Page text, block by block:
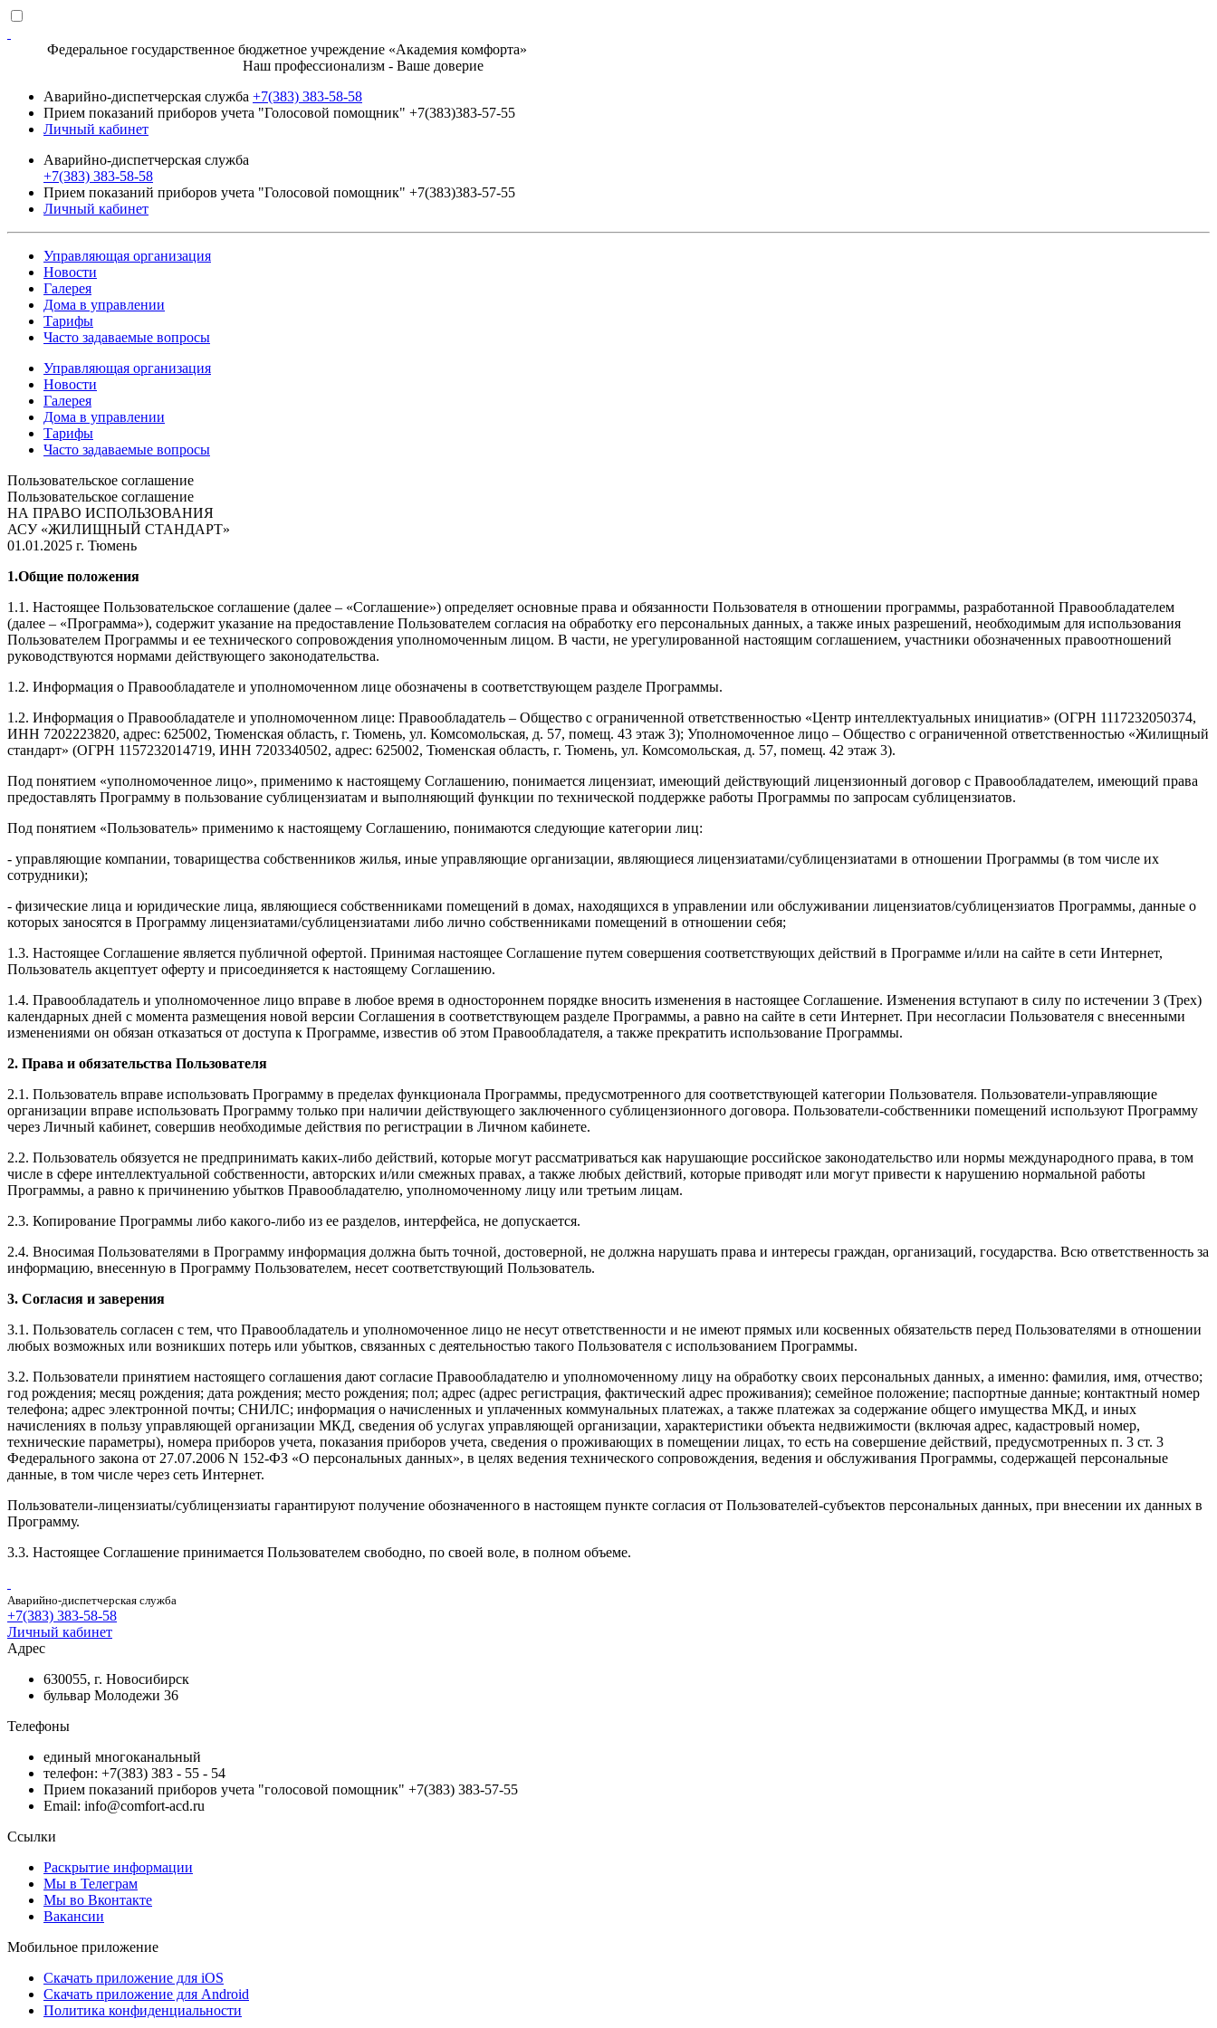
Федеральное государственное бюджетное учреждение «Академия комфорта»
Наш профессионализм - Ваше доверие
Аварийно-диспетчерская служба +7(383) 383-58-58
Прием показаний приборов учета "Голосовой помощник" +7(383)383-57-55
Личный кабинет
Аварийно-диспетчерская служба
+7(383) 383-58-58
Прием показаний приборов учета "Голосовой помощник" +7(383)383-57-55
Личный кабинет
Управляющая организация
Новости
Галерея
Дома в управлении
Тарифы
Часто задаваемые вопросы
Управляющая организация
Новости
Галерея
Дома в управлении
Тарифы
Часто задаваемые вопросы
Пользовательское соглашение
Пользовательское соглашение
НА ПРАВО ИСПОЛЬЗОВАНИЯ
АСУ «ЖИЛИЩНЫЙ СТАНДАРТ»
01.01.2025 г. Тюмень
1.Общие положения
1.1. Настоящее Пользовательское соглашение (далее – «Соглашение») определяет основные права и обязанности Пользователя в отношении программы, разработанной Правообладателем
(далее – «Программа»), содержит указание на предоставление Пользователем согласия на обработку его персональных данных, а также иных разрешений, необходимым для использования
Пользователем Программы и ее технического сопровождения уполномоченным лицом. В части, не урегулированной настоящим соглашением, участники обозначенных правоотношений
руководствуются нормами действующего законодательства.
1.2. Информация о Правообладателе и уполномоченном лице обозначены в соответствующем разделе Программы.
1.2. Информация о Правообладателе и уполномоченном лице: Правообладатель – Общество с ограниченной ответственностью «Центр интеллектуальных инициатив» (ОГРН 1117232050374,
ИНН 7202223820, адрес: 625002, Тюменская область, г. Тюмень, ул. Комсомольская, д. 57, помещ. 43 этаж 3); Уполномоченное лицо – Общество с ограниченной ответственностью «Жилищный
стандарт» (ОГРН 1157232014719, ИНН 7203340502, адрес: 625002, Тюменская область, г. Тюмень, ул. Комсомольская, д. 57, помещ. 42 этаж 3).
Под понятием «уполномоченное лицо», применимо к настоящему Соглашению, понимается лицензиат, имеющий действующий лицензионный договор с Правообладателем, имеющий права
предоставлять Программу в пользование сублицензиатам и выполняющий функции по технической поддержке работы Программы по запросам сублицензиатов.
Под понятием «Пользователь» применимо к настоящему Соглашению, понимаются следующие категории лиц:
- управляющие компании, товарищества собственников жилья, иные управляющие организации, являющиеся лицензиатами/сублицензиатами в отношении Программы (в том числе их
сотрудники);
- физические лица и юридические лица, являющиеся собственниками помещений в домах, находящихся в управлении или обслуживании лицензиатов/сублицензиатов Программы, данные о
которых заносятся в Программу лицензиатами/сублицензиатами либо лично собственниками помещений в отношении себя;
1.3. Настоящее Соглашение является публичной офертой. Принимая настоящее Соглашение путем совершения соответствующих действий в Программе и/или на сайте в сети Интернет,
Пользователь акцептует оферту и присоединяется к настоящему Соглашению.
1.4. Правообладатель и уполномоченное лицо вправе в любое время в одностороннем порядке вносить изменения в настоящее Соглашение. Изменения вступают в силу по истечении 3 (Трех)
календарных дней с момента размещения новой версии Соглашения в соответствующем разделе Программы, а равно на сайте в сети Интернет. При несогласии Пользователя с внесенными
изменениями он обязан отказаться от доступа к Программе, известив об этом Правообладателя, а также прекратить использование Программы.
2. Права и обязательства Пользователя
2.1. Пользователь вправе использовать Программу в пределах функционала Программы, предусмотренного для соответствующей категории Пользователя. Пользователи-управляющие
организации вправе использовать Программу только при наличии действующего заключенного сублицензионного договора. Пользователи-собственники помещений используют Программу
через Личный кабинет, совершив необходимые действия по регистрации в Личном кабинете.
2.2. Пользователь обязуется не предпринимать каких-либо действий, которые могут рассматриваться как нарушающие российское законодательство или нормы международного права, в том
числе в сфере интеллектуальной собственности, авторских и/или смежных правах, а также любых действий, которые приводят или могут привести к нарушению нормальной работы
Программы, а равно к причинению убытков Правообладателю, уполномоченному лицу или третьим лицам.
2.3. Копирование Программы либо какого-либо из ее разделов, интерфейса, не допускается.
2.4. Вносимая Пользователями в Программу информация должна быть точной, достоверной, не должна нарушать права и интересы граждан, организаций, государства. Всю ответственность за
информацию, внесенную в Программу Пользователем, несет соответствующий Пользователь.
3. Согласия и заверения
3.1. Пользователь согласен с тем, что Правообладатель и уполномоченное лицо не несут ответственности и не имеют прямых или косвенных обязательств перед Пользователями в отношении
любых возможных или возникших потерь или убытков, связанных с деятельностью такого Пользователя с использованием Программы.
3.2. Пользователи принятием настоящего соглашения дают согласие Правообладателю и уполномоченному лицу на обработку своих персональных данных, а именно: фамилия, имя, отчество;
год рождения; месяц рождения; дата рождения; место рождения; пол; адрес (адрес регистрация, фактический адрес проживания); семейное положение; паспортные данные; контактный номер
телефона; адрес электронной почты; СНИЛС; информация о начисленных и уплаченных коммунальных платежах, а также платежах за содержание общего имущества МКД, и иных
начислениях в пользу управляющей организации МКД, сведения об услугах управляющей организации, характеристики объекта недвижимости (включая адрес, кадастровый номер,
технические параметры), номера приборов учета, показания приборов учета, сведения о проживающих в помещении лицах, то есть на совершение действий, предусмотренных п. 3 ст. 3
Федерального закона от 27.07.2006 N 152-ФЗ «О персональных данных», в целях ведения технического сопровождения, ведения и обслуживания Программы, содержащей персональные
данные, в том числе через сеть Интернет.
Пользователи-лицензиаты/сублицензиаты гарантируют получение обозначенного в настоящем пункте согласия от Пользователей-субъектов персональных данных, при внесении их данных в
Программу.
3.3. Настоящее Соглашение принимается Пользователем свободно, по своей воле, в полном объеме.
Аварийно-диспетчерская служба
+7(383) 383-58-58
Личный кабинет
Адрес
630055, г. Новосибирск
бульвар Молодежи 36
Телефоны
единый многоканальный
телефон: +7(383) 383 - 55 - 54
Прием показаний приборов учета "голосовой помощник" +7(383) 383-57-55
Email: info@comfort-acd.ru
Ссылки
Раскрытие информации
Мы в Телеграм
Мы во Вконтакте
Вакансии
Мобильное приложение
Скачать приложение для iOS
Скачать приложение для Android
Политика конфиденциальности